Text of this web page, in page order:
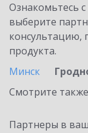
Ознакомьтесь
выберите
консультацию,
продукта.
Минск
Смотрите
Партнеры в